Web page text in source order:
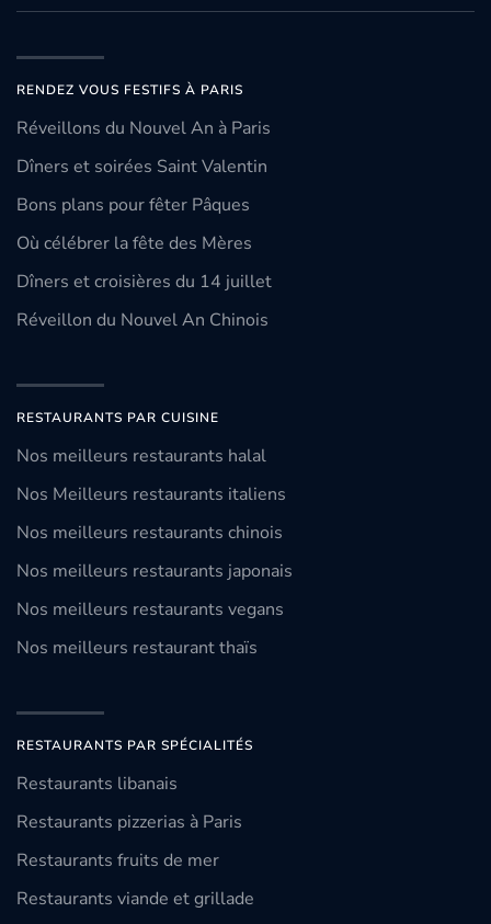
RENDEZ VOUS FESTIFS À PARIS
Réveillons du Nouvel An à Paris
Dîners et soirées Saint Valentin
Bons plans pour fêter Pâques
Où célébrer la fête des Mères
Dîners et croisières du 14 juillet
Réveillon du Nouvel An Chinois
RESTAURANTS PAR CUISINE
Nos meilleurs restaurants halal
Nos Meilleurs restaurants italiens
Nos meilleurs restaurants chinois
Nos meilleurs restaurants japonais
Nos meilleurs restaurants vegans
Nos meilleurs restaurant thaïs
RESTAURANTS PAR SPÉCIALITÉS
Restaurants libanais
Restaurants pizzerias à Paris
Restaurants fruits de mer
Restaurants viande et grillade